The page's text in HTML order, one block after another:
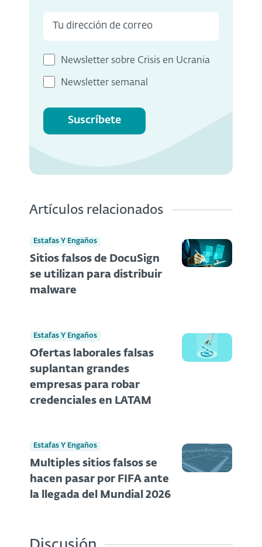
Newsletter sobre Crisis en Ucrania
Newsletter semanal
Suscríbete
Artículos relacionados
Estafas Y Engaños
Sitios falsos de DocuSign
se utilizan para distribuir
malware
Estafas Y Engaños
Ofertas laborales falsas
suplantan grandes
empresas para robar
credenciales en LATAM
Estafas Y Engaños
Multiples sitios falsos se
hacen pasar por FIFA ante
la llegada del Mundial 2026